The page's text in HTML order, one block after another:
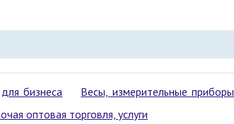
бизнеса Весы, измерительные приборы
оптовая торговля, услуги